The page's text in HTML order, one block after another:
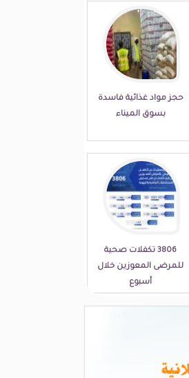
حجز مواد غذائية فاسدة
بسوق الميناء
3806 تكفلات صحية
للمرضى المعوزين خلال
أسبوع